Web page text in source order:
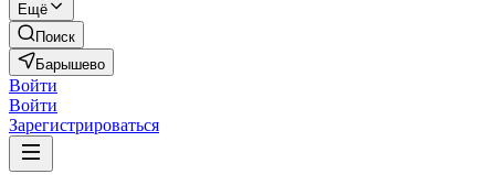
Ещё
Поиск
Барышево
Войти
Войти
Зарегистрироваться